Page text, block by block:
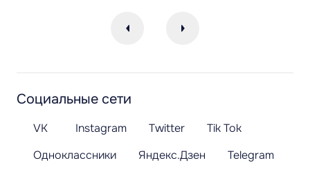
Социальные сети
VK Instagram Twitter
Tik Tok
Одноклассники
Яндекс.Дзен
Telegram